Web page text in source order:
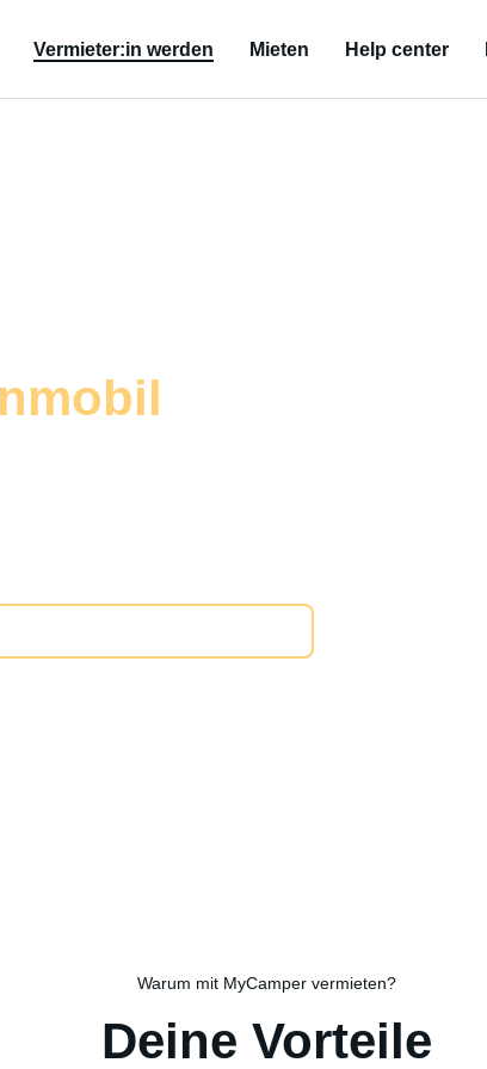
Vermieter:in werden Mieten Help center
Warum mit MyCamper vermieten?
Deine Vorteile